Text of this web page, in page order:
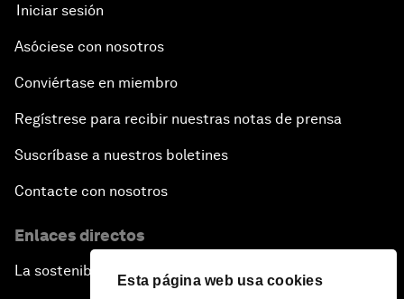
Esta página web usa cookies
Iniciar sesión
Asóciese con nosotros
Conviértase en miembro
Regístrese para recibir nuestras notas de prensa
Suscríbase a nuestros boletines
Contacte con nosotros
Enlaces directos
La sostenibilidad en el Foro